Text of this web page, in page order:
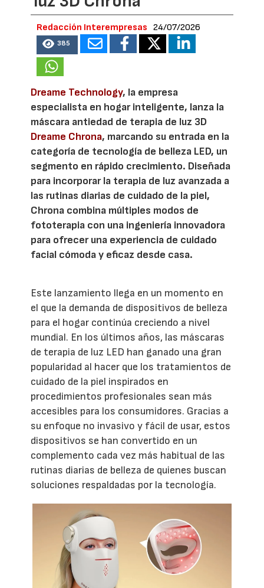
Redacción Interempresas 24/07/2026
385
Dreame Technology, la empresa
especialista en hogar inteligente, lanza la
máscara antiedad de terapia de luz 3D
Dreame Chrona, marcando su entrada en la
categoría de tecnología de belleza LED, un
segmento en rápido crecimiento. Diseñada
para incorporar la terapia de luz avanzada a
las rutinas diarias de cuidado de la piel,
Chrona combina múltiples modos de
fototerapia con una ingeniería innovadora
para ofrecer una experiencia de cuidado
facial cómoda y eficaz desde casa.
Este lanzamiento llega en un momento en
el que la demanda de dispositivos de belleza
para el hogar continúa creciendo a nivel
mundial. En los últimos años, las máscaras
de terapia de luz LED han ganado una gran
popularidad al hacer que los tratamientos de
cuidado de la piel inspirados en
procedimientos profesionales sean más
accesibles para los consumidores. Gracias a
su enfoque no invasivo y fácil de usar, estos
dispositivos se han convertido en un
complemento cada vez más habitual de las
rutinas diarias de belleza de quienes buscan
soluciones respaldadas por la tecnología.